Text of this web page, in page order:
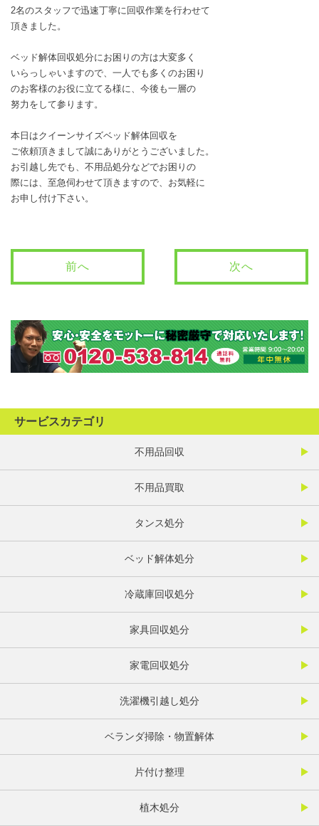
2名のスタッフで迅速丁寧に回収作業を行わせて
頂きました。
ベッド解体回収処分にお困りの方は大変多く
いらっしゃいますので、一人でも多くのお困り
のお客様のお役に立てる様に、今後も一層の
努力をして参ります。
本日はクイーンサイズベッド解体回収を
ご依頼頂きまして誠にありがとうございました。
お引越し先でも、不用品処分などでお困りの
際には、至急伺わせて頂きますので、お気軽に
お申し付け下さい。
前へ 次へ
サービスカテゴリ
不用品回収
不用品買取
タンス処分
ベッド解体処分
冷蔵庫回収処分
家具回収処分
家電回収処分
洗濯機引越し処分
ベランダ掃除・物置解体
片付け整理
植木処分